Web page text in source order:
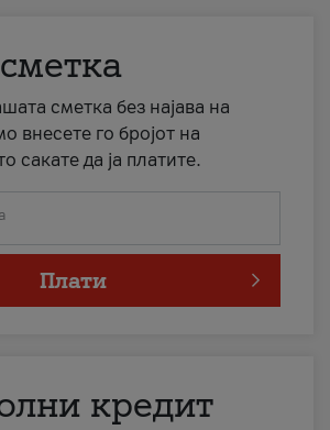
сметка без најава на
внесете го бројот на
сакате да ја платите.
Плати
кредит